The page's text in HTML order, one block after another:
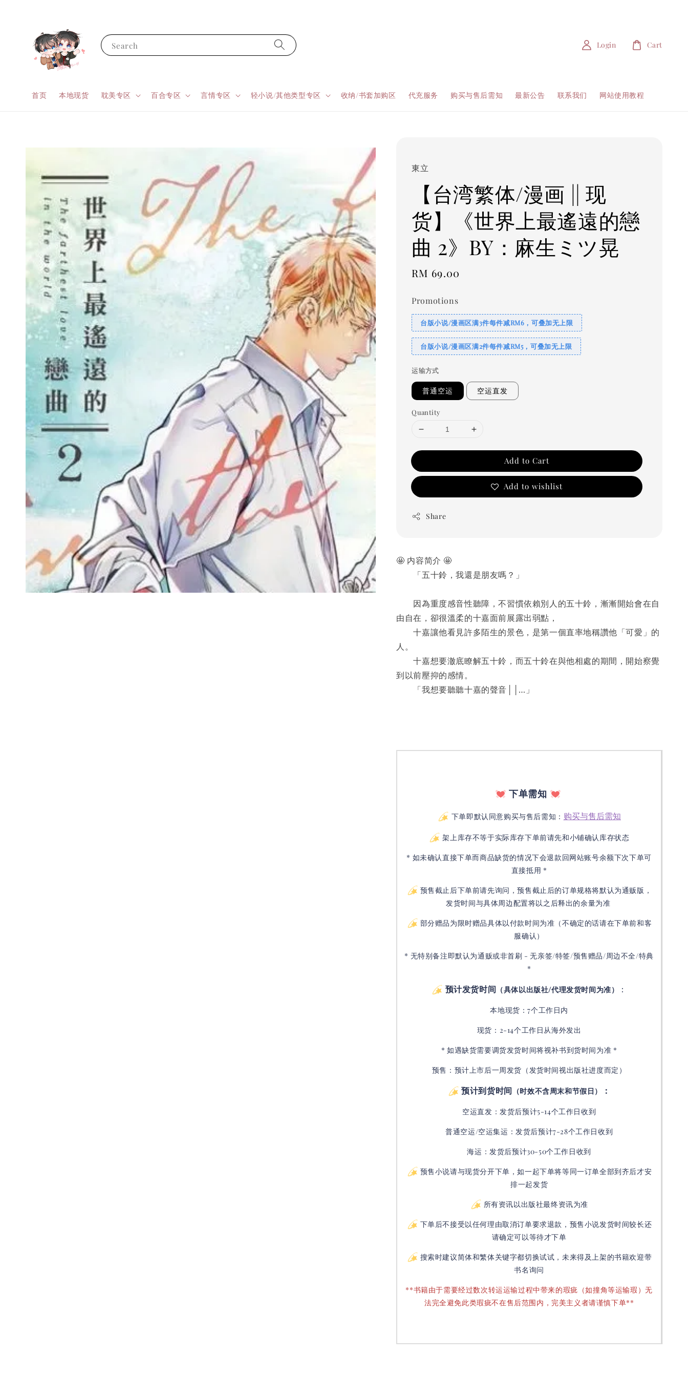
Search
首页 本地现货 耽美专区 百合专区 言情专区 轻小说/其他类型专区 收纳/书套加购区 代充服务 购买与售后需知 最新公告 联系我们 网站使用教程
Login Cart
東立
【台湾繁体/漫画 || 现
货】《世界上最遙遠的戀
曲 2》BY：麻生ミツ晃
Regular
RM 69.00
Promotions
台版小说/漫画区满3件每件减RM6，可叠加无上限
台版小说/漫画区满2件每件减RM5，可叠加无上限
运输方式
普通空运 空运直发
Quantity
Add to Cart
Add to wishlist
Share
🤩 内容简介 🤩
「五十鈴，我還是朋友嗎？」
因為重度感音性聽障，不習慣依賴別人的五十鈴，漸漸開始會在自
由自在，卻很溫柔的十嘉面前展露出弱點，
十嘉讓他看見許多陌生的景色，是第一個直率地稱讚他「可愛」的
人。
十嘉想要澈底瞭解五十鈴，而五十鈴在與他相處的期間，開始察覺
到以前壓抑的感情。
「我想要聽聽十嘉的聲音││…」
下单需知
下单即默认同意购买与售后需知： 购买与售后需知
架上库存不等于实际库存下单前请先和小铺确认库存状态
* 如未确认直接下单而商品缺货的情况下会退款回网站账号余额下次下单可
直接抵用 *
预售截止后下单前请先询问，预售截止后的订单规格将默认为通贩版，
发货时间与具体周边配置将以之后释出的余量为准
部分赠品为限时赠品具体以付款时间为准（不确定的话请在下单前和客
服确认）
* 无特别备注即默认为通贩或非首刷 - 无亲签/特签/预售赠品/周边不全/特典
*
预计发货时间 （具体以出版社/代理发货时间为准） ：
本地现货：7个工作日内
现货：2-14个工作日从海外发出
* 如遇缺货需要调货发货时间将视补书到货时间为准 *
预售：预计上市后一周发货（发货时间视出版社进度而定 ）
预计到货时间 （时效不含周末和节假日） ：
空运直发：发货后预计5-14个工作日收到
普通空运/空运集运：发货后预计7-28个工作日收到
海运：发货后预计30-50个工作日收到
预售小说请与现货分开下单，如一起下单将等同一订单全部到齐后才安
排一起发货
所有资讯以出版社最终资讯为准
下单后不接受以任何理由取消订单要求退款，预售小说发货时间较长还
请确定可以等待才下单
搜索时建议简体和繁体关键字都切换试试，未来得及上架的书籍欢迎带
书名询问
**书籍由于需要经过数次转运运输过程中带来的瑕疵（如撞角等运输瑕）无
法完全避免此类瑕疵不在售后范围内，完美主义者请谨慎下单**